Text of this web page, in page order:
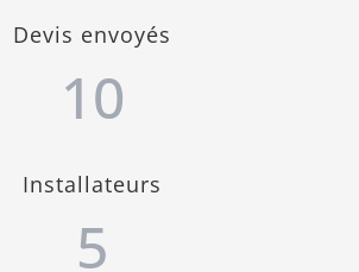
Devis envoyés
10
Installateurs
5